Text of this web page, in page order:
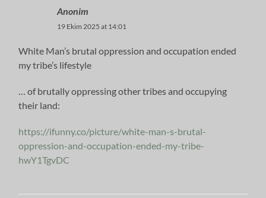
Anonim
19 Ekim 2025 at 14:01
White Man’s brutal oppression and occupation ended
my tribe’s lifestyle
… of brutally oppressing other tribes and occupying
their land:
https://ifunny.co/picture/white-man-s-brutal-
oppression-and-occupation-ended-my-tribe-
hwY1TgvDC